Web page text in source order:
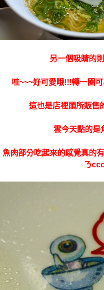
另一個吸睛的
哇~~~好可愛哦!!!轉一圈
這也是店裡頭所販售
雲今天點的是
魚肉部分吃起來的感覺真的
ㄋ